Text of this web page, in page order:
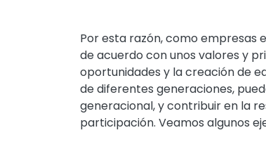
Por esta razón, como empresas
de acuerdo con unos valores y
oportunidades y la creación de
de diferentes generaciones,
generacional, y contribuir en la
participación. Veamos algunos